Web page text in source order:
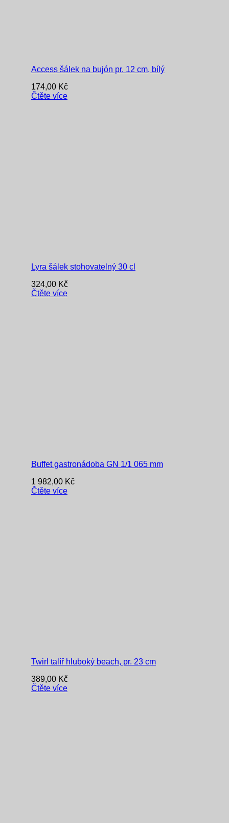
Access šálek na bujón pr. 12 cm, bílý
174,00 Kč
Čtěte více
Lyra šálek stohovatelný 30 cl
324,00 Kč
Čtěte více
Buffet gastronádoba GN 1/1 065 mm
1 982,00 Kč
Čtěte více
Twirl talíř hluboký beach, pr. 23 cm
389,00 Kč
Čtěte více